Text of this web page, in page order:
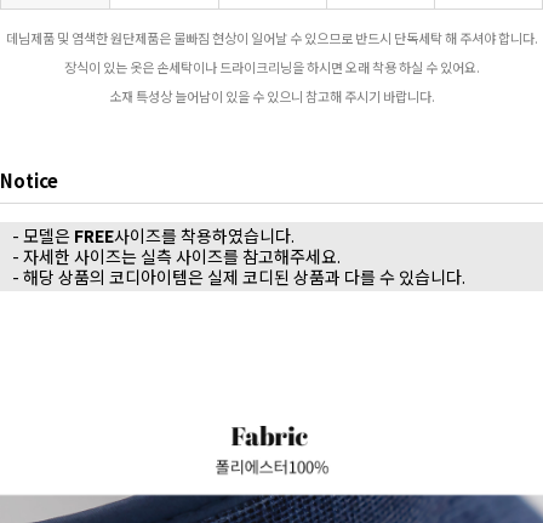
데님제품 및 염색한 원단제품은 물빠짐 현상이 일어날 수 있으므로 반드시 단독세탁 해 주셔야 합니다.
장식이 있는 옷은 손세탁이나 드라이크리닝을 하시면 오래 착용 하실 수 있어요.
소재 특성상 늘어남이 있을 수 있으니 참고해 주시기 바랍니다.
Notice
- 모델은 FREE사이즈를 착용하였습니다.
- 자세한 사이즈는 실측 사이즈를 참고해주세요.
- 해당 상품의 코디아이템은 실제 코디된 상품과 다를 수 있습니다.